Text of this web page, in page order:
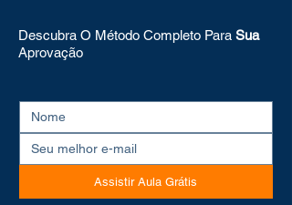
Descubra O Método Completo Para Sua
Aprovação
Assistir Aula Grátis